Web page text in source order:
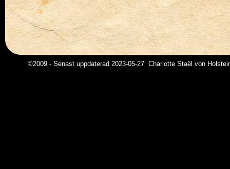
©2009 - Senast uppdaterad 2023-05-27 Charlotte Staël von